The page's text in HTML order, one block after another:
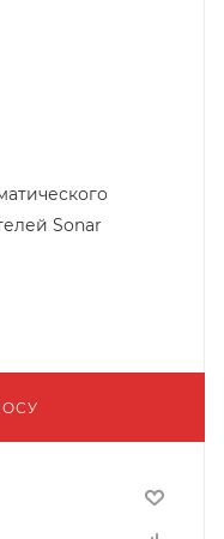
Sonar